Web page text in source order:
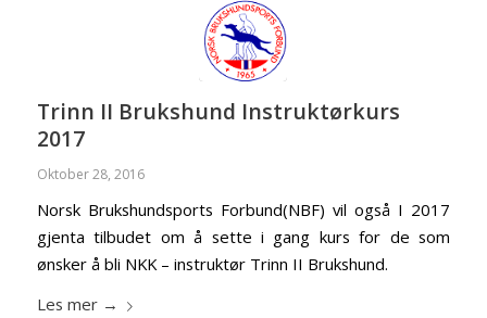
Trinn II Brukshund Instruktørkurs
2017
Oktober 28, 2016
Norsk Brukshundsports Forbund(NBF) vil også I 2017
gjenta tilbudet om å sette i gang kurs for de som
ønsker å bli NKK – instruktør Trinn II Brukshund.
Les mer→